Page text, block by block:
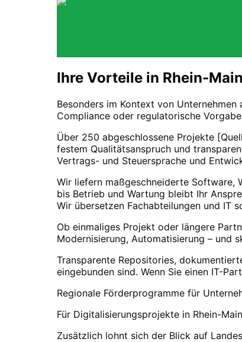
Ihre Vorteile in Rhein-Main
Besonders im Kontext von
Compliance oder regulatorische
Über 250 abgeschlossene Projekte
festem Qualitätsanspruch und
Vertrags- und Steuersprache und
Wir liefern maßgeschneiderte Software,
bis Betrieb und Wartung bleibt Ihr
Wir übersetzen Fachabteilungen und IT
Ob einmaliges Projekt oder längere
Modernisierung, Automatisierung – und
Transparente Repositories,
eingebunden sind. Wenn Sie einen IT-
Regionale Förderprogramme für
Für Digitalisierungsprojekte in Rhein-Main
Zusätzlich lohnt sich der Blick auf